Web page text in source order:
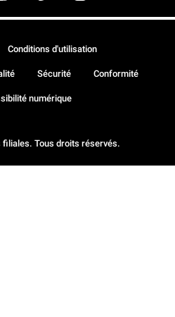
Tous droits réservés.
Conditions d'utilisation
Sécurité Conformité
numérique